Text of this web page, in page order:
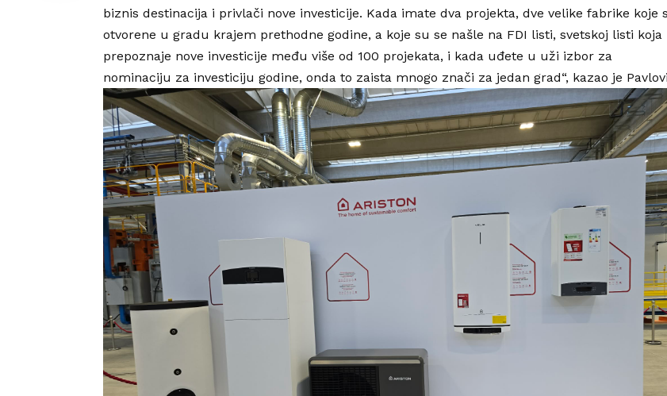
biznis destinacija i privlači nove investicije. Kada imate dva projekta, dve velike fabrike koje
otvorene u gradu krajem prethodne godine, a koje su se našle na FDI listi, svetskoj listi koja
prepoznaje nove investicije među više od 100 projekata, i kada uđete u uži izbor za
nominaciju za investiciju godine, onda to zaista mnogo znači za jedan grad“, kazao je